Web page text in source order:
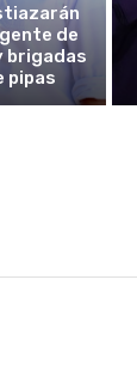
de
brigadas
pipas